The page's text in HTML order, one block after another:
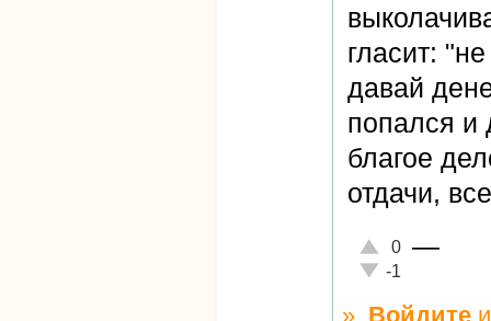
гласит:
давай
попался и
благое
отдачи,
Отлично!
0
Неадекватно!
-1
—
» Войдите